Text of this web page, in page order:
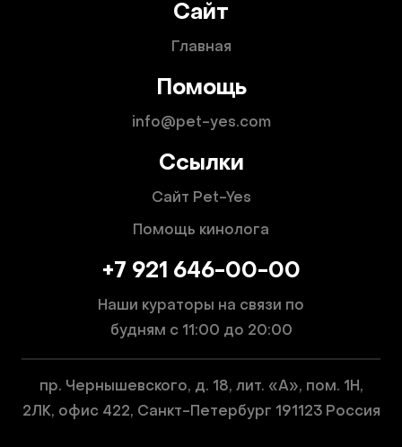
Сайт
Главная
Помощь
info@pet-yes.com
Ссылки
Сайт Pet-Yes
Помощь кинолога
+7 921 646-00-00
Наши кураторы на связи по
будням с 11:00 до 20:00
пр. Чернышевского, д. 18, лит. «А», пом. 1Н,
2ЛК, офис 422, Санкт-Петербург 191123 Россия